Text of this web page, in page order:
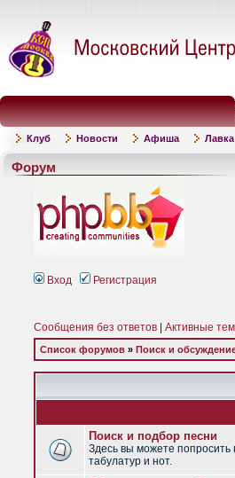
Клуб Новости Афиша Лавка
Форум
Вход Регистрация
Сообщения без ответов Активные
Список форумов » Поиск и
Поиск и подбор песни
Здесь вы можете попросить
табулатур и нот.